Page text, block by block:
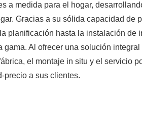
a medida para el hogar,
Gracias a su sólida capacidad de
planificación hasta la instalación de
Al ofrecer una solución integral
el montaje in situ y el servicio
precio a sus clientes.